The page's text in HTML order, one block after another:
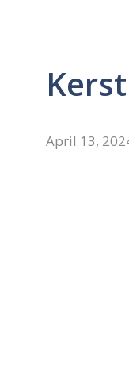
April 13,